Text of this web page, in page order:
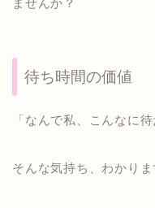
待ち時間の価値
「なんで私、こんなに
そんな気持ち、わかりま